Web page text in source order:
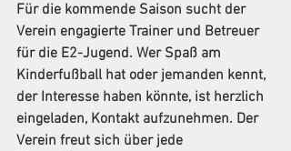
Für die kommende Saison sucht der
Verein engagierte Trainer und Betreuer
für die E2-Jugend. Wer Spaß am
Kinderfußball hat oder jemanden kennt,
der Interesse haben könnte, ist herzlich
eingeladen, Kontakt aufzunehmen. Der
Verein freut sich über jede